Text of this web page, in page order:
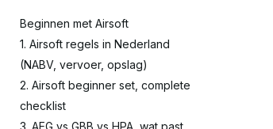
Beginnen met Airsoft
1. Airsoft regels in Nederland
(NABV, vervoer, opslag)
2. Airsoft beginner set, complete
checklist
3. AEG vs GBB vs HPA, wat past